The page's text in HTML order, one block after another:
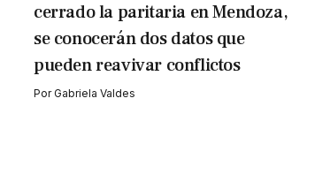
cerrado la paritaria en Mendoza,
se conocerán dos datos que
pueden reavivar conflictos
PorGabriela Valdes